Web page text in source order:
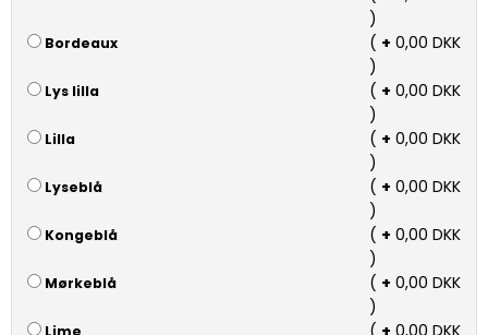
)
Bordeaux ( + 0,00 DKK
)
Lys lilla ( + 0,00 DKK
)
Lilla ( + 0,00 DKK
)
Lyseblå ( + 0,00 DKK
)
Kongeblå ( + 0,00 DKK
)
Mørkeblå ( + 0,00 DKK
)
Lime ( + 0,00 DKK